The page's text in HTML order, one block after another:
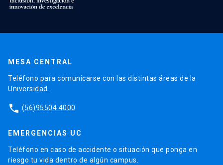
MESA CENTRAL
Teléfono para comunicarse con las distintas áreas de la
Universidad.
phone (56)95504 4000
EMERGENCIAS UC
Teléfono en caso de accidente o situación que ponga en
riesgo tu vida dentro de algún campus.